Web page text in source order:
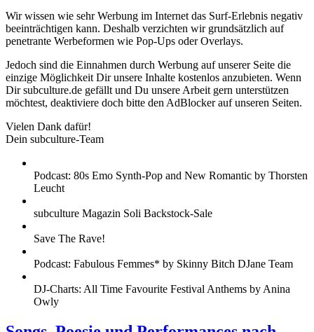
Wir wissen wie sehr Werbung im Internet das Surf-Erlebnis negativ
beeinträchtigen kann. Deshalb verzichten wir grundsätzlich auf
penetrante Werbeformen wie Pop-Ups oder Overlays.
Jedoch sind die Einnahmen durch Werbung auf unserer Seite die
einzige Möglichkeit Dir unsere Inhalte kostenlos anzubieten. Wenn
Dir subculture.de gefällt und Du unsere Arbeit gern unterstützen
möchtest, deaktiviere doch bitte den AdBlocker auf unseren Seiten.
Vielen Dank dafür!
Dein subculture-Team
Podcast: 80s Emo Synth-Pop and New Romantic by Thorsten
Leucht
subculture Magazin Soli Backstock-Sale
Save The Rave!
Podcast: Fabulous Femmes* by Skinny Bitch DJane Team
DJ-Charts: All Time Favourite Festival Anthems by Anina
Owly